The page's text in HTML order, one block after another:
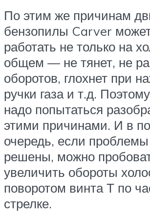
По этим же причинам
бензопилы Carver
работать не только на
общем — не тянет, не
оборотов, глохнет при
ручки газа и т.д.
надо попытаться
этими причинами. И в
очередь, если
решены, можно
увеличить обороты
поворотом винта Т по
стрелке.